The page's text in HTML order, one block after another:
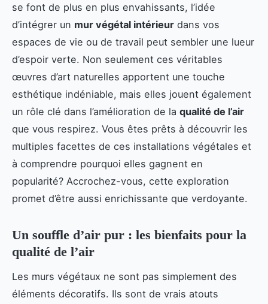
se font de plus en plus envahissants, l’idée
d’intégrer un mur végétal intérieur dans vos
espaces de vie ou de travail peut sembler une lueur
d’espoir verte. Non seulement ces véritables
œuvres d’art naturelles apportent une touche
esthétique indéniable, mais elles jouent également
un rôle clé dans l’amélioration de la qualité de l’air
que vous respirez. Vous êtes prêts à découvrir les
multiples facettes de ces installations végétales et
à comprendre pourquoi elles gagnent en
popularité? Accrochez-vous, cette exploration
promet d’être aussi enrichissante que verdoyante.
Un souffle d’air pur : les bienfaits pour la
qualité de l’air
Les murs végétaux ne sont pas simplement des
éléments décoratifs. Ils sont de vrais atouts